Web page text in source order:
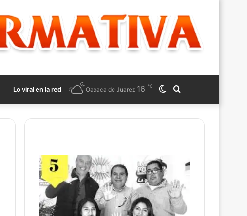
Lo viral en la red
for
Switch
skin
Oaxaca de Juarez 16 ℃